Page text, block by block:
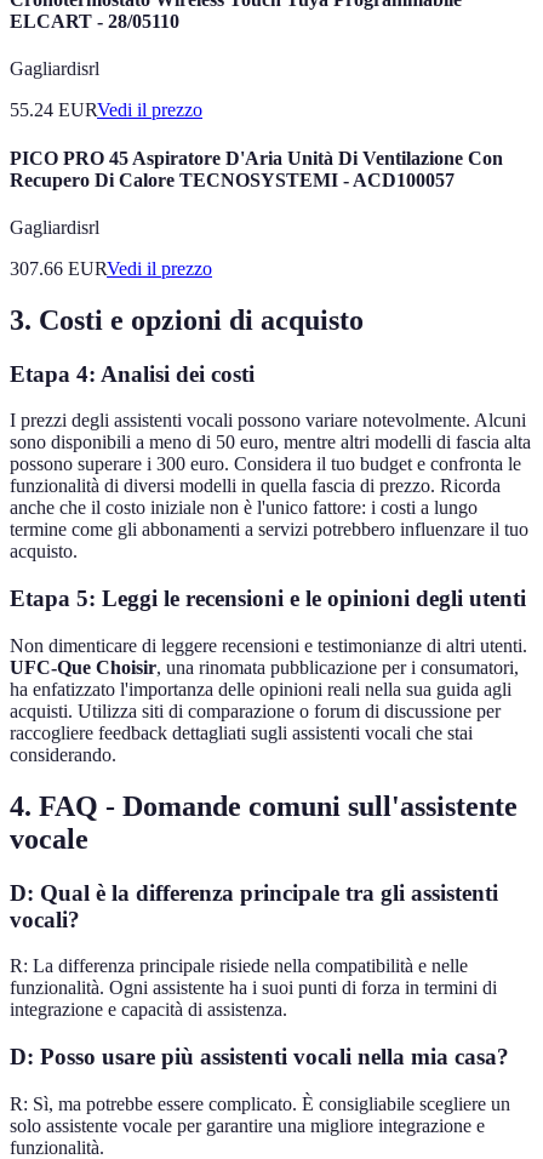
ELCART - 28/05110
Gagliardisrl
55.24 EURVedi il prezzo
PICO PRO 45 Aspiratore D'Aria Unità Di Ventilazione Con
Recupero Di Calore TECNOSYSTEMI - ACD100057
Gagliardisrl
307.66 EURVedi il prezzo
3. Costi e opzioni di acquisto
Etapa 4: Analisi dei costi
I prezzi degli assistenti vocali possono variare notevolmente. Alcuni
sono disponibili a meno di 50 euro, mentre altri modelli di fascia alta
possono superare i 300 euro. Considera il tuo budget e confronta le
funzionalità di diversi modelli in quella fascia di prezzo. Ricorda
anche che il costo iniziale non è l'unico fattore: i costi a lungo
termine come gli abbonamenti a servizi potrebbero influenzare il tuo
acquisto.
Etapa 5: Leggi le recensioni e le opinioni degli utenti
Non dimenticare di leggere recensioni e testimonianze di altri utenti.
UFC-Que Choisir, una rinomata pubblicazione per i consumatori,
ha enfatizzato l'importanza delle opinioni reali nella sua guida agli
acquisti. Utilizza siti di comparazione o forum di discussione per
raccogliere feedback dettagliati sugli assistenti vocali che stai
considerando.
4. FAQ - Domande comuni sull'assistente
vocale
D: Qual è la differenza principale tra gli assistenti
vocali?
R: La differenza principale risiede nella compatibilità e nelle
funzionalità. Ogni assistente ha i suoi punti di forza in termini di
integrazione e capacità di assistenza.
D: Posso usare più assistenti vocali nella mia casa?
R: Sì, ma potrebbe essere complicato. È consigliabile scegliere un
solo assistente vocale per garantire una migliore integrazione e
funzionalità.